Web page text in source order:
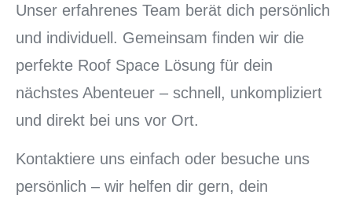
Unser erfahrenes Team berät dich persönlich
und individuell. Gemeinsam finden wir die
perfekte Roof Space Lösung für dein
nächstes Abenteuer – schnell, unkompliziert
und direkt bei uns vor Ort.
Kontaktiere uns einfach oder besuche uns
persönlich – wir helfen dir gern, dein